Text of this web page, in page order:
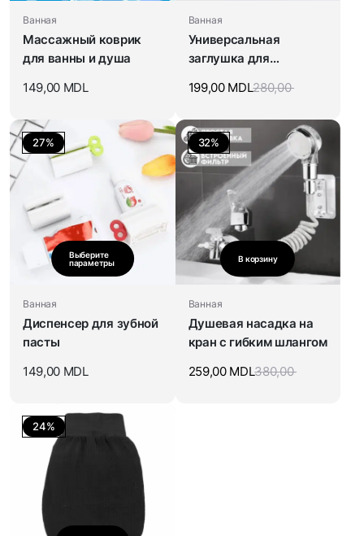
Ванная
Массажный коврик
для ванны и душа
149,00 MDL
Ванная
Универсальная
заглушка для
280,00
199,00 MDL
27%
Выберите
параметры
Ванная
Диспенсер для зубной
пасты
149,00 MDL
32%
В корзину
Ванная
Душевая насадка на
кран с гибким шлангом
380,00
259,00 MDL
24%